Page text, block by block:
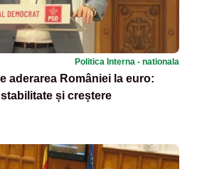
Politica Interna - nationala
aderarea României la euro:
și creștere